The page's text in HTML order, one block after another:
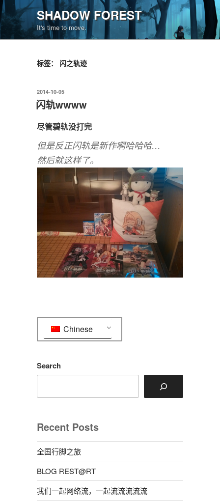
跳
至
内
容
SHADOW FOREST
It's time to move.
标签： 闪之轨迹
发
布
于
2014-10-05
闪轨wwww
尽管碧轨没打完
但是反正闪轨是新作啊哈哈哈…
然后就这样了。
Chinese
Search
Recent Posts
全国行脚之旅
BLOG REST@RT
我们一起网络流，一起流流流流流